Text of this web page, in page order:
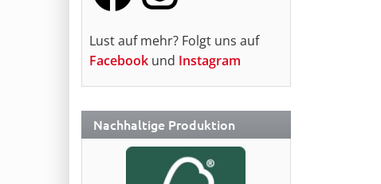
Lust auf mehr? Folgt uns auf
Facebook und Instagram
Nachhaltige Produktion